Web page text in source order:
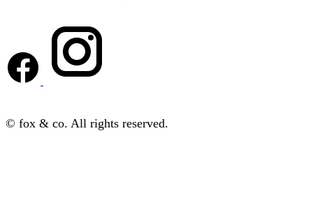
© fox & co. All rights reserved.